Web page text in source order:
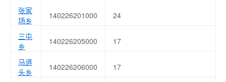
张家
场乡
140226201000 24
三屯
乡
140226205000 17
马道
头乡
140226206000 17